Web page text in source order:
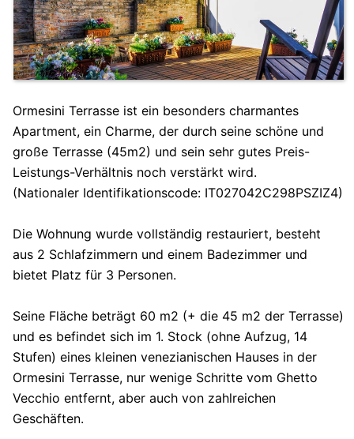
Ormesini Terrasse ist ein besonders charmantes
Apartment, ein Charme, der durch seine schöne und
große Terrasse (45m2) und sein sehr gutes Preis-
Leistungs-Verhältnis noch verstärkt wird.
(Nationaler Identifikationscode: IT027042C298PSZIZ4)
Die Wohnung wurde vollständig restauriert, besteht
aus 2 Schlafzimmern und einem Badezimmer und
bietet Platz für 3 Personen.
Seine Fläche beträgt 60 m2 (+ die 45 m2 der Terrasse)
und es befindet sich im 1. Stock (ohne Aufzug, 14
Stufen) eines kleinen venezianischen Hauses in der
Ormesini Terrasse, nur wenige Schritte vom Ghetto
Vecchio entfernt, aber auch von zahlreichen
Geschäften.